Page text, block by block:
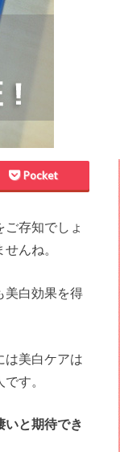
Pocket
ご存知でしょ
んね。
美白効果を得
は美白ケアは
す。
いと期待でき